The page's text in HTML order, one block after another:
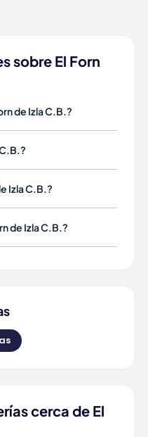
sobre El Forn
de Izla C.B.?
Izla C.B.?
de Izla C.B.?
cerca de El